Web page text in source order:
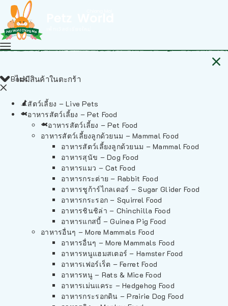
ไม่มีสินค้าในตะกร้า
Back
สัตว์เลี้ยง – Live Pets
อาหารสัตว์เลี้ยง – Pet Food
อาหารสัตว์เลี้ยง – Pet Food
อาหารสัตว์เลี้ยงลูกด้วยนม – Mammal Food
อาหารสัตว์เลี้ยงลูกด้วยนม – Mammal Food
อาหารสุนัข – Dog Food
อาหารแมว – Cat Food
อาหารกระต่าย – Rabbit Food
อาหารชูก้าร์ไกลเดอร์ – Sugar Glider Food
อาหารกระรอก – Squirrel Food
อาหารชินชิล่า – Chinchilla Food
อาหารแกสบี้ – Guinea Pig Food
อาหารอื่นๆ – More Mammals Food
อาหารอื่นๆ – More Mammals Food
อาหารหนูแฮมสเตอร์ – Hamster Food
อาหารเฟอร์เร็ต – Ferret Food
อาหารหนู – Rats & Mice Food
อาหารเม่นแคระ – Hedgehog Food
อาหารกระรอกดิน – Prairie Dog Food